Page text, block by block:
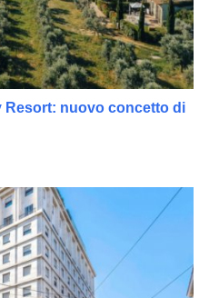
Resort: nuovo concetto di